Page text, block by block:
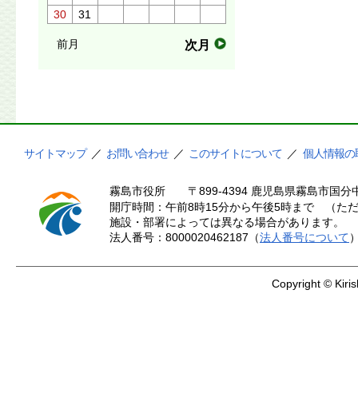
30
31
前月 次月
サイトマップ ／ お問い合わせ ／ このサイトについて ／ 個人情報の
霧島市役所
〒899-4394 鹿児島県霧島市国
開庁時間：午前8時15分から午後5時まで （た
施設・部署によっては異なる場合があります。
法人番号：8000020462187（法人番号について
Copyright ©